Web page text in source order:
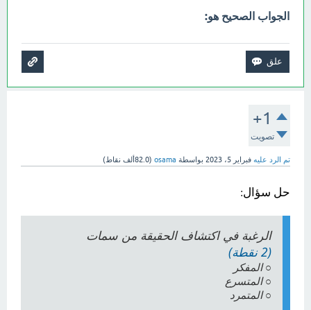
الجواب الصحيح هو:
+1
تصويت
تم الرد عليه فبراير 5، 2023 بواسطة osama
(82.0ألف نقاط)
حل سؤال:
الرغبة في اكتشاف الحقيقة من سمات
(2 نقطة)
○ المفكر
○ المتسرع
○ المتمرد